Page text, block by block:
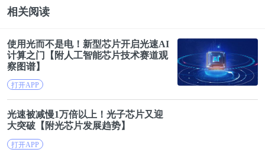
食”“小马云保姆”“小马云生活记录”和“小马云总裁”，
粉丝从几万到几十万不等，内容多为保姆陪小马云吃
饭、逛街等。据直播显示，他们主要活动在山东日照
光。
相关阅读
使用光而不是电！新型芯片开启光速AI
计算之门【附人工智能芯片技术赛道观
察图谱】
打开APP
光速被减慢1万倍以上！光子芯片又迎
大突破【附光芯片发展趋势】
打开APP